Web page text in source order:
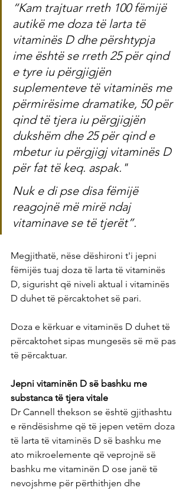
“Kam trajtuar rreth 100 fëmijë
autikë me doza të larta të
vitaminës D dhe përshtypja
ime është se rreth 25 për qind
e tyre iu përgjigjën
suplementeve të vitaminës me
përmirësime dramatike, 50 për
qind të tjera iu përgjigjën
dukshëm dhe 25 për qind e
mbetur iu përgjigj vitaminës D
për fat të keq. aspak."
Nuk e di pse disa fëmijë
reagojnë më mirë ndaj
vitaminave se të tjerët”.
Megjithatë, nëse dëshironi t'i jepni
fëmijës tuaj doza të larta të vitaminës
D, sigurisht që niveli aktual i vitaminës
D duhet të përcaktohet së pari.
Doza e kërkuar e vitaminës D duhet të
përcaktohet sipas mungesës së më pas
të përcaktuar.
Jepni vitaminën D së bashku me
substanca të tjera vitale
Dr Cannell thekson se është gjithashtu
e rëndësishme që të jepen vetëm doza
të larta të vitaminës D së bashku me
ato mikroelemente që veprojnë së
bashku me vitaminën D ose janë të
nevojshme për përthithjen dhe